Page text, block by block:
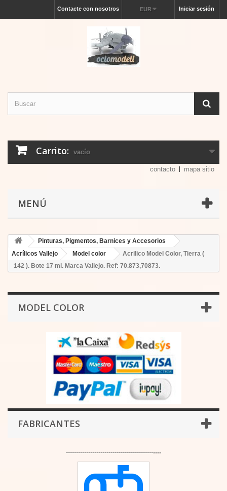
Iniciar sesión
EUR
Contacte con nosotros
Carrito: vacío
contacto mapa sitio
MENÚ
Pinturas, Pigmentos, Barnices y Accesorios
Acrílicos Vallejo
Model color
Acrilico Model Color, Tierra (
142 ). Bote 17 ml. Marca Vallejo. Ref: 70.873,70873.
MODEL COLOR
FABRICANTES
-----------------------------------------------